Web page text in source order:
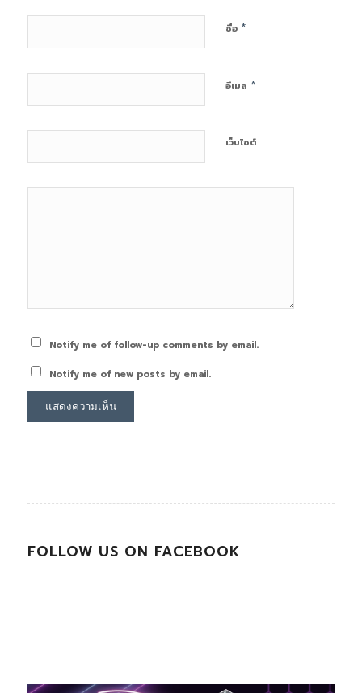
ชื่อ *
อีเมล *
เว็บไซต์
Notify me of follow-up comments by email.
Notify me of new posts by email.
FOLLOW US ON FACEBOOK